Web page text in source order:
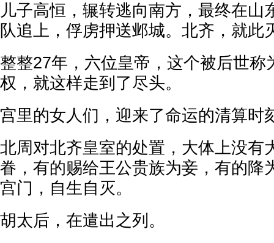
儿子高恒，辗转逃向南方，最终在山
队追上，俘虏押送邺城。北齐，就此
整整27年，六位皇帝，这个被后世称
权，就这样走到了尽头。
宫里的女人们，迎来了命运的清算时
北周对北齐皇室的处置，大体上没有
眷，有的赐给王公贵族为妾，有的降
宫门，自生自灭。
胡太后，在遣出之列。